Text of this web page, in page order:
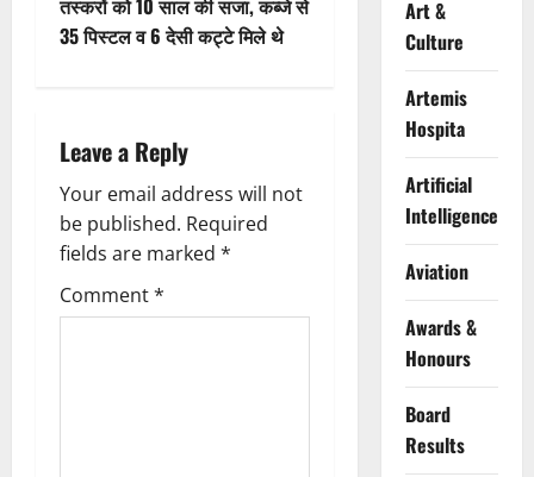
n
v
i
g
a
तस्करों को 10 साल की सजा, कब्जे से
35 पिस्टल व 6 देसी कट्टे मिले थे
Leave a Reply
Your email address will not
be published. Required
fields are marked *
Comment*
Art &
Culture
Artemis
Hospita
Artificial
Intelligence
Aviation
Awards &
Honours
Board
Results